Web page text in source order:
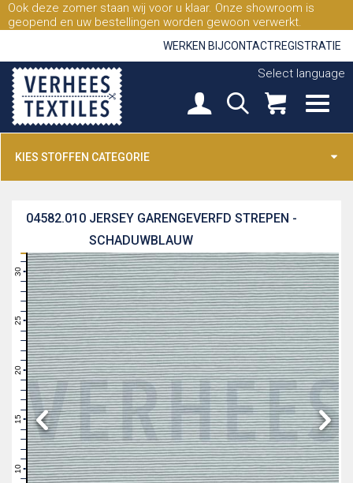
Ook deze zomer staan wij voor u klaar. Onze showroom is
geopend en uw bestellingen worden gewoon verwerkt.
WERKEN BIJCONTACTREGISTRATIE
Select language
KIES STOFFEN CATEGORIE
JERSEY GARENGEVERFD STREPEN -
SCHADUWBLAUW
04582.010
9
10
11
12
13
14
15
16
17
18
19
20
21
22
23
24
25
26
27
28
29
30
31